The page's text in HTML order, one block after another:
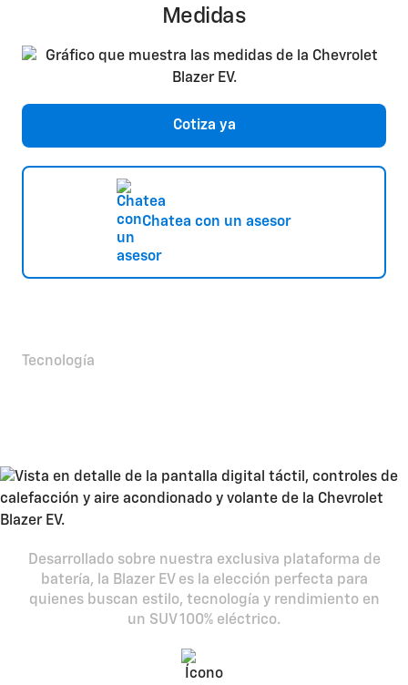
Medidas
Cotiza ya
Chatea con un asesor
Tecnología
Desarrollado sobre nuestra exclusiva plataforma de
batería, la Blazer EV es la elección perfecta para
quienes buscan estilo, tecnología y rendimiento en
un SUV 100% eléctrico.